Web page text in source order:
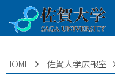
HOME 佐賀大学広報室